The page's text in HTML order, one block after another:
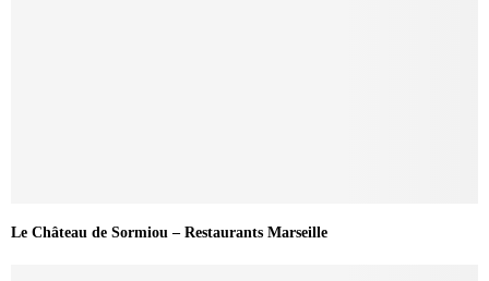
Le Château de Sormiou – Restaurants Marseille